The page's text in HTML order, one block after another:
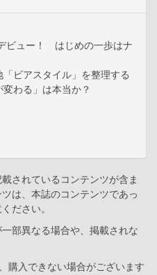
ビュー！ はじめの一歩はナ
ビアスタイル」を整理する
変わる」は本当か？
されているコンテンツが含ま
は、本誌のコンテンツであっ
ださい。
部異なる場合や、掲載されな
購入できない場合がございます